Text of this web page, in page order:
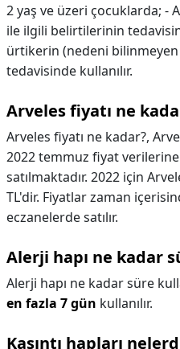
2 yaş ve üzeri çocuklarda; -
ile ilgili belirtilerinin
ürtikerin (nedeni
tedavisinde kullanılır.
Arveles fiyatı ne
Arveles fiyatı ne kadar?,
2022 temmuz fiyat
satılmaktadır. 2022 için
TL'dir. Fiyatlar zaman
eczanelerde satılır.
Alerji hapı ne kadar
Alerji hapı ne kadar süre
en fazla 7 gün kullanılır.
Kaşıntı hapları